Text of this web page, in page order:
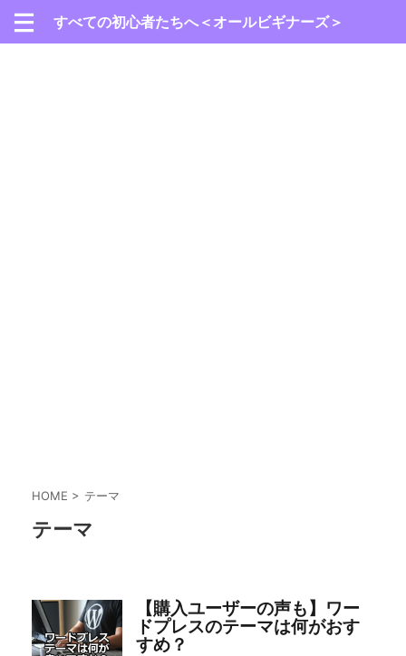
すべての初心者たちへ＜オールビギナーズ＞
HOME > テーマ
テーマ
【購入ユーザーの声も】ワー
ドプレスのテーマは何がおす
すめ？